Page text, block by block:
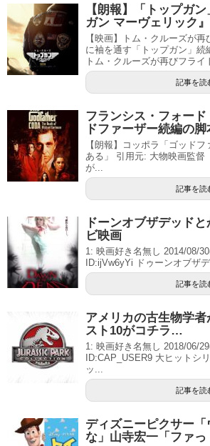
【朗報】「トップガ
ガン マーヴェリック
【映画】トム・クルーズが
に袖を通す「トップガン」続
トム・クルーズが再びフライ
記事を読
フランシス・フォー
ドファーザー続編の脚
【朗報】コッポラ「ゴッド
ある」 引用元: 大物映画監
が...
記事を読
ドーンオブザデッド
ビ映画
1: 映画好き名無し 2014/08/
ID:ijVw6yYi ドゥーンオブザ
記事を読
アメリカの古生物学
スト10がコチラ…
1: 映画好き名無し 2018/06/
ID:CAP_USER9 大ヒットシ
ッ...
記事を読
ディズニーピクサー
な」山寺宏一「ファ